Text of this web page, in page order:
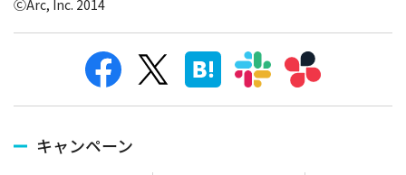
ⒸArc, Inc. 2014
キャンペーン